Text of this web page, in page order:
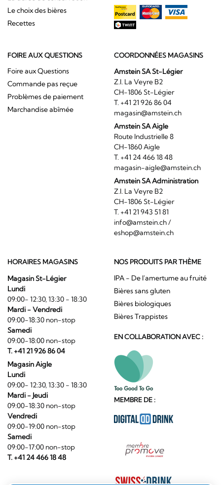
Le choix des bières
Recettes
FOIRE AUX QUESTIONS
Foire aux Questions
Commande pas reçue
Problèmes de paiement
Marchandise abîmée
COORDONNÉES MAGASINS
Amstein SA St-Légier
Z.I. La Veyre B2
CH-1806 St-Légier
T. +41 21 926 86 04
magasin@amstein.ch
Amstein SA Aigle
Route Industrielle 8
CH-1860 Aigle
T. +41 24 466 18 48
magasin-aigle@amstein.ch
Amstein SA Administration
Z.I. La Veyre B2
CH-1806 St-Légier
T. +41 21 943 51 81
info@amstein.ch/
eshop@amstein.ch
HORAIRES MAGASINS
Magasin St-Légier
Lundi
09:00- 12:30, 13:30 - 18:30
Mardi - Vendredi
09:00-18:30 non-stop
Samedi
09:00-18:00 non-stop
T. +41 21 926 86 04
Magasin Aigle
Lundi
09:00- 12:30, 13:30 - 18:30
Mardi - Jeudi
09:00-18:30 non-stop
Vendredi
09:00-19:00 non-stop
Samedi
09:00-17:00 non-stop
T. +41 24 466 18 48
NOS PRODUITS PAR THÈME
IPA - De l'amertume au fruité
Bières sans gluten
Bières biologiques
Bières Trappistes
EN COLLABORATION AVEC :
MEMBRE DE :